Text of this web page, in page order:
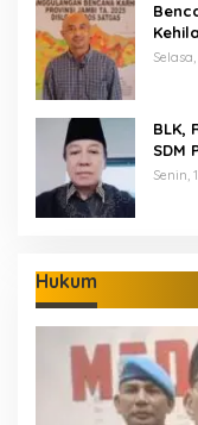
BLK,
SDM
Senin,
Hukum